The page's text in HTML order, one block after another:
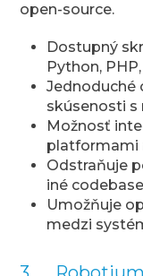
open-source.
Dostupný
Python,
Jednoduché
skúsenosti s
Možnosť
platformami
Odstraňuje
iné
Umožňuje
medzi